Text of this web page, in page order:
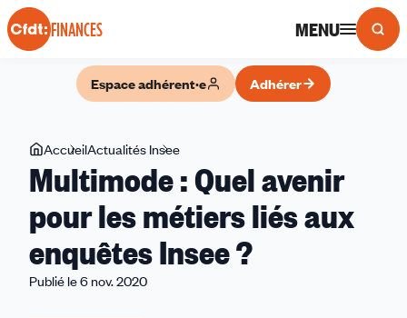
Panneau de gestion des cookies
FINANCES MENU
Espace adhérent·e Adhérer
Vous
êtes
ici
AccueilActualités Insee
:
Quel
avenir
pour
les
Multimode : Quel avenir
pour les métiers liés aux
enquêtes Insee ?
Publié le 6 nov. 2020